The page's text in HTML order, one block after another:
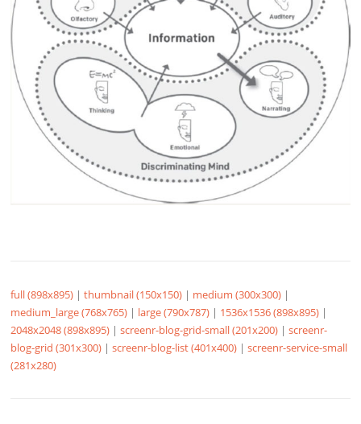
full (898x895) |thumbnail (150x150) | medium (300x300) |
medium_large (768x765) | large (790x787) | 1536x1536 (898x895) |
2048x2048 (898x895) |screenr-blog-grid-small (201x200) |screenr-
blog-grid (301x300) |screenr-blog-list (401x400) |screenr-service-small
(281x280)